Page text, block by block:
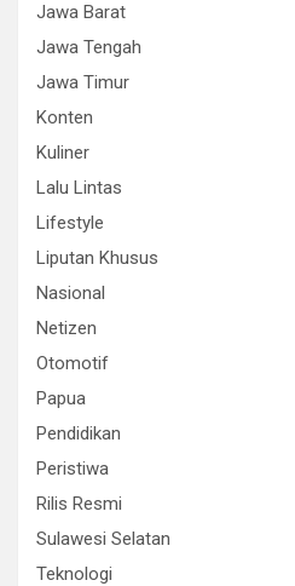
Jawa Barat
Jawa Tengah
Jawa Timur
Konten
Kuliner
Lalu Lintas
Lifestyle
Liputan Khusus
Nasional
Netizen
Otomotif
Papua
Pendidikan
Peristiwa
Rilis Resmi
Sulawesi Selatan
Teknologi